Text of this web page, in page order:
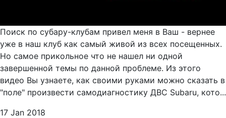
Поиск по субару-клубам привел меня в Ваш - вернее
уже в наш клуб как самый живой из всех посещенных.
Но самое прикольное что не нашел ни одной
завершенной темы по данной проблеме. Из этого
видео Вы узнаете, как своими руками можно сказать в
"поле" произвести самодиагностику ДВС Subaru, кото...
17 Jan 2018